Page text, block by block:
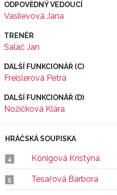
ODPOVĚDNÝ VEDOUCÍ
Vasilevová Jana
TRENÉR
Salač Jan
DALŠÍ FUNKCIONÁŘ (C)
Freislerová Petra
DALŠÍ FUNKCIONÁŘ (D)
Nožičková Klára
HRÁČSKÁ SOUPISKA
4 Königová Kristýna
5 Tesařová Barbora